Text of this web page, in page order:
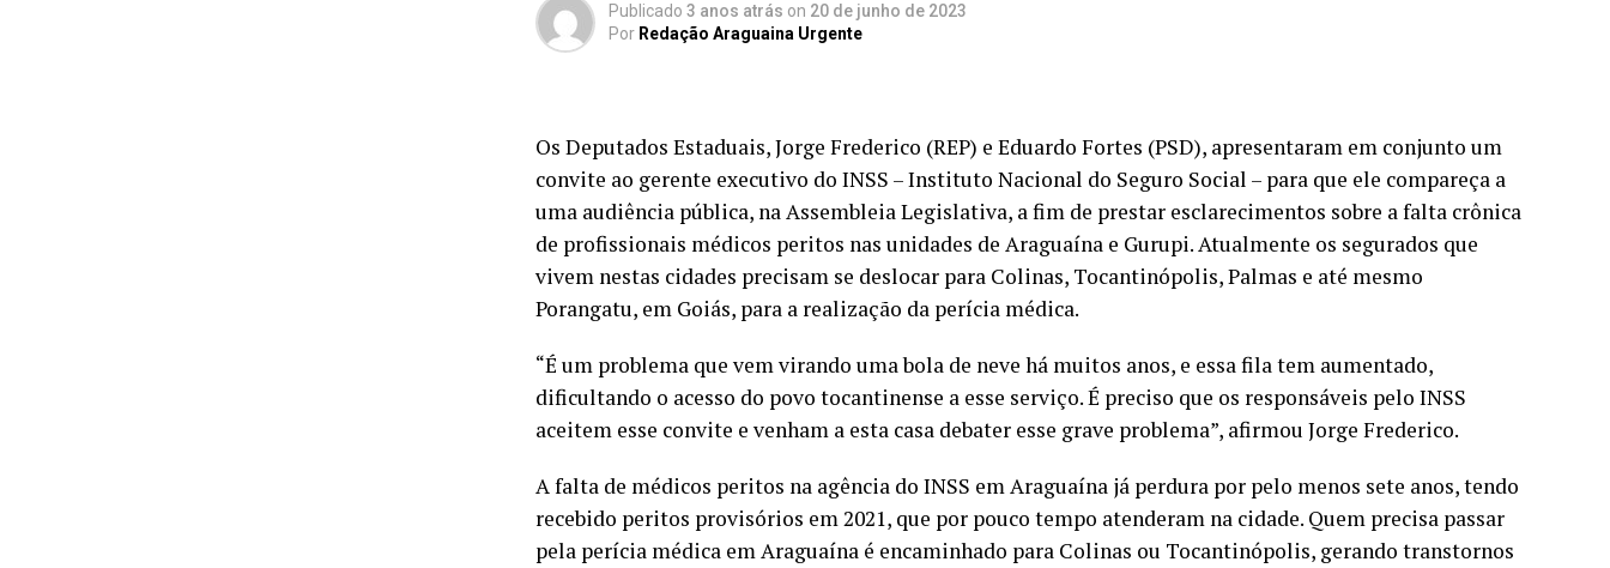
Publicado 3 anos atrás on 20 de junho de 2023
Por Redação Araguaina Urgente
Os Deputados Estaduais, Jorge Frederico (REP) e Eduardo Fortes (PSD), apresentaram em conjunto um
convite ao gerente executivo do INSS – Instituto Nacional do Seguro Social – para que ele compareça a
uma audiência pública, na Assembleia Legislativa, a fim de prestar esclarecimentos sobre a falta crônica
de profissionais médicos peritos nas unidades de Araguaína e Gurupi. Atualmente os segurados que
vivem nestas cidades precisam se deslocar para Colinas, Tocantinópolis, Palmas e até mesmo
Porangatu, em Goiás, para a realização da perícia médica.
“É um problema que vem virando uma bola de neve há muitos anos, e essa fila tem aumentado,
dificultando o acesso do povo tocantinense a esse serviço. É preciso que os responsáveis pelo INSS
aceitem esse convite e venham a esta casa debater esse grave problema”, afirmou Jorge Frederico.
A falta de médicos peritos na agência do INSS em Araguaína já perdura por pelo menos sete anos, tendo
recebido peritos provisórios em 2021, que por pouco tempo atenderam na cidade. Quem precisa passar
pela perícia médica em Araguaína é encaminhado para Colinas ou Tocantinópolis, gerando transtornos